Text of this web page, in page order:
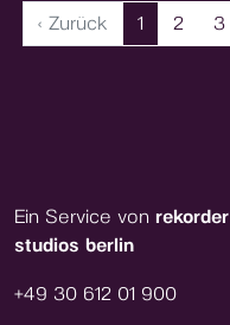
‹ Zurück 1 2 3
Ein Service von rekorder
studios berlin
+49 30 612 01 900